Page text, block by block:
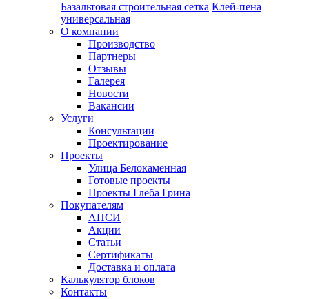
Базальтовая строительная сетка Клей-пена
универсальная
О компании
Производство
Партнеры
Отзывы
Галерея
Новости
Вакансии
Услуги
Консультации
Проектирование
Проекты
Улица Белокаменная
Готовые проекты
Проекты Глеба Грина
Покупателям
АПСИ
Акции
Статьи
Сертификаты
Доставка и оплата
Калькулятор блоков
Контакты